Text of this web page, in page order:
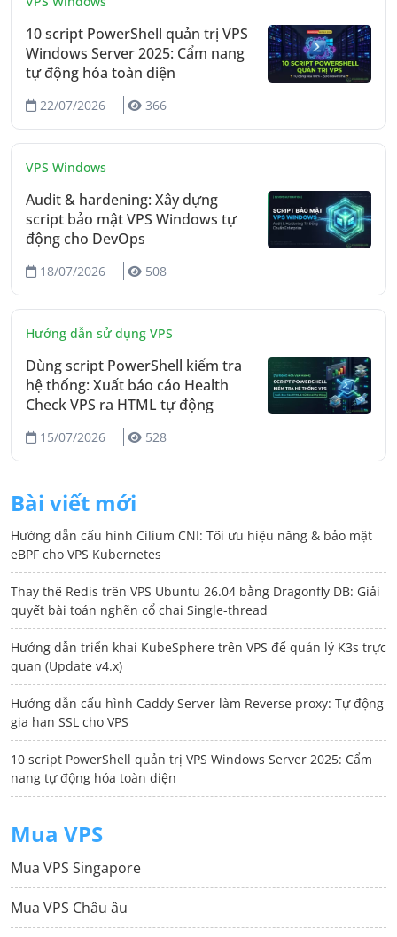
10 script PowerShell quản trị VPS
Windows Server 2025: Cẩm nang
tự động hóa toàn diện
22/07/2026 366
VPS Windows
Audit & hardening: Xây dựng
script bảo mật VPS Windows tự
động cho DevOps
18/07/2026 508
Hướng dẫn sử dụng VPS
Dùng script PowerShell kiểm tra
hệ thống: Xuất báo cáo Health
Check VPS ra HTML tự động
15/07/2026 528
Bài viết mới
Hướng dẫn cấu hình Cilium CNI: Tối ưu hiệu năng & bảo mật
eBPF cho VPS Kubernetes
Thay thế Redis trên VPS Ubuntu 26.04 bằng Dragonfly DB: Giải
quyết bài toán nghẽn cổ chai Single-thread
Hướng dẫn triển khai KubeSphere trên VPS để quản lý K3s trực
quan (Update v4.x)
Hướng dẫn cấu hình Caddy Server làm Reverse proxy: Tự động
gia hạn SSL cho VPS
10 script PowerShell quản trị VPS Windows Server 2025: Cẩm
nang tự động hóa toàn diện
Mua VPS
Mua VPS Singapore
Mua VPS Châu âu